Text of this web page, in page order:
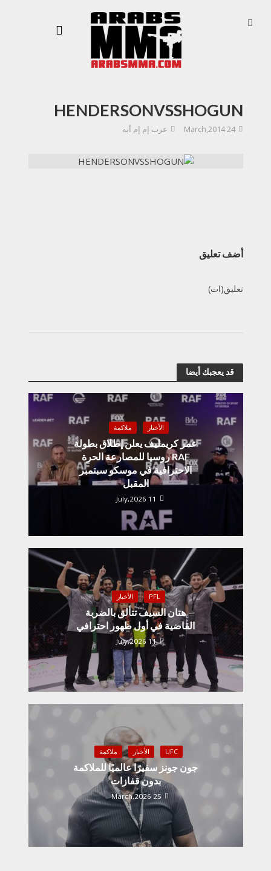
HENDERSONVSSHOGUN
24 March,2014 عرب إم إم أيه
أضف تعليق
تعليق(ات)
قد يعجبك أيضا
الأخبار ملاكمة
عمر كريمليف يعلن إطلاق بطولة
RAF روسيا للمصارعة الحرة
الاحترافية في موسكو سبتمبر
المقبل
11 July,2026
PFL الأخبار
هتان السيف تتألق بالضربة
القاضية في أول ظهور احترافي
11 July,2026
UFC الأخبار ملاكمة
جون جونز سفيرًا عالميًا للملاكمة
بدون قفازات
25 March,2026